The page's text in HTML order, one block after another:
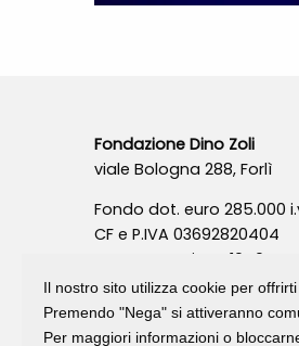
Fondazione Dino Zoli
viale Bologna 288, Forlì
Fondo dot. euro 285.000
CF e P.IVA 03692820404
Isc.Reg Per.Giu. n. 10404
Il nostro sito utilizza cookie per
Premendo "Nega" si attiveranno
Per maggiori informazioni o